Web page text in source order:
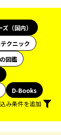
（国内）
クニック
図鑑
D-Books
み条件を追加